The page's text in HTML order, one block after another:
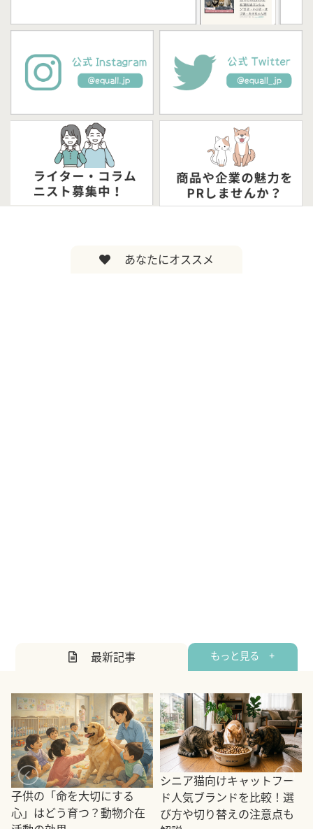
あなたにオススメ
最新記事 もっと見る +
子供の「命を大切にする
心」はどう育つ？動物介在
シニア猫向けキャットフー
ド人気ブランドを比較！選
び方や切り替えの注意点も